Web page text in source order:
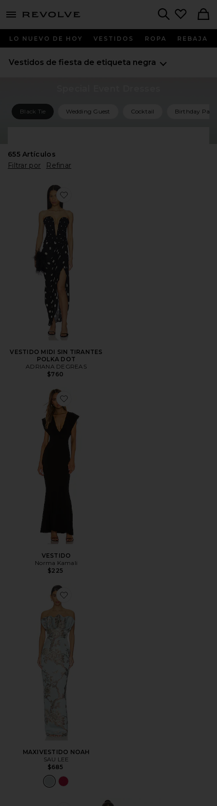
menu - shows more content
LO NUEVO DE HOY VESTIDOS ROPA REBAJA
Vestidos de fiesta de etiqueta negra
Black Tie Wedding Guest Cocktail Birthday
655Artículos
Filtrar por
Refinar
Favorite VESTIDO MIDI SIN TIRANTES POLKA DOT
VESTIDO MIDI SIN TIRANTES
POLKA DOT
ADRIANA DEGREAS
$760
Favorite VESTIDO
VESTIDO
Norma Kamali
$225
Favorite MAXIVESTIDO NOAH
MAXIVESTIDO NOAH
SAU LEE
$685